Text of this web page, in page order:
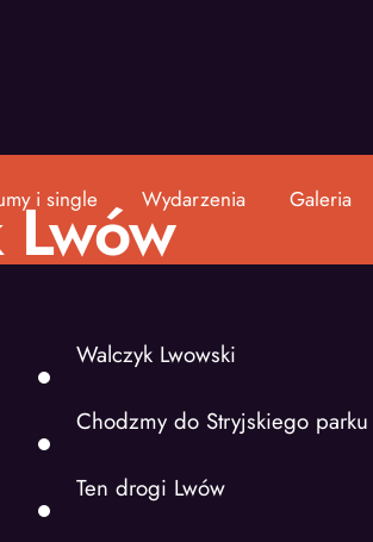
i single Wydarzenia Galeria
Walczyk Lwowski
Chodzmy do Stryjskiego parku
Ten drogi Lwów